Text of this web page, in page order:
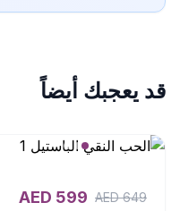
قد يعجبك أيضاً
649
AED
599